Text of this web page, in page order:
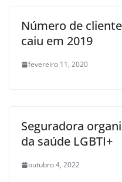
Número de
caiu em 2019
fevereiro 11, 2020
Seguradora
da saúde LGBTI+
outubro 4, 2022